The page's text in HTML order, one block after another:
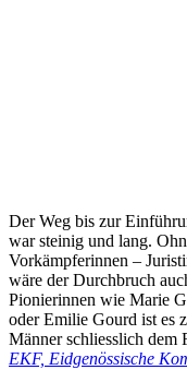
Der Weg bis zur
war steinig und lang.
Vorkämpferinnen –
wäre der Durchbruch
Pionierinnen wie Marie
oder Emilie Gourd ist es
Männer schliesslich dem
EKF, Eidgenössische